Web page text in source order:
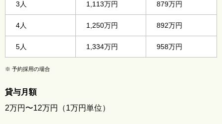
3人 1,113万円 879万円
4人 1,250万円 892万円
5人 1,334万円 958万円
※ 予約採用の場合
貸与月額
2万円〜12万円（1万円単位）